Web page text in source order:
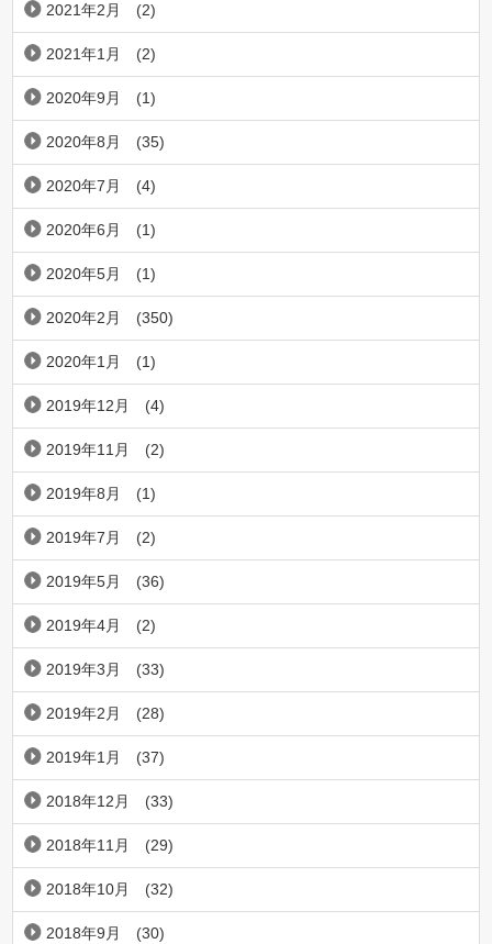
2021年2月 (2)
2021年1月 (2)
2020年9月 (1)
2020年8月 (35)
2020年7月 (4)
2020年6月 (1)
2020年5月 (1)
2020年2月 (350)
2020年1月 (1)
2019年12月 (4)
2019年11月 (2)
2019年8月 (1)
2019年7月 (2)
2019年5月 (36)
2019年4月 (2)
2019年3月 (33)
2019年2月 (28)
2019年1月 (37)
2018年12月 (33)
2018年11月 (29)
2018年10月 (32)
2018年9月 (30)